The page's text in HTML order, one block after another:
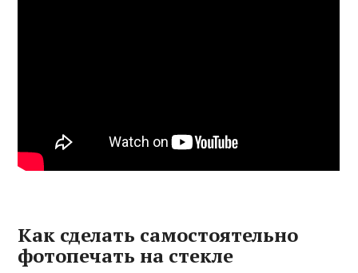
Как сделать самостоятельно
фотопечать на стекле